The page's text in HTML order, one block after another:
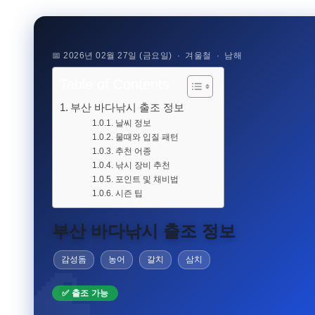
🌊
📅 2026년 02월 27일 (금요일) · 겨울철 · 남해
부산 바다낚시 출조 정보
날씨 정보
물때와 입질 패턴
추천 어종
낚시 장비 추천
포인트 및 채비법
시즌 팁
부산 바다낚시 출조 정보
감성돔 농어 갈치 삼치
✅ 출조 가능